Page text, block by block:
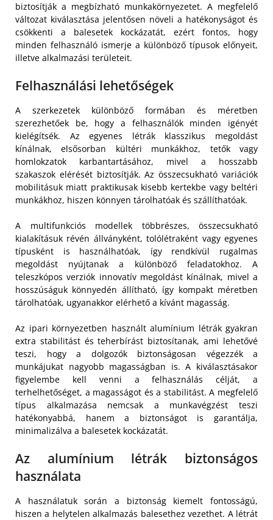
biztosítják a megbízható munkakörnyezetet. A megfelelő
változat kiválasztása jelentősen növeli a hatékonyságot és
csökkenti a balesetek kockázatát, ezért fontos, hogy
minden felhasználó ismerje a különböző típusok előnyeit,
illetve alkalmazási területeit.
Felhasználási lehetőségek
A szerkezetek különböző formában és méretben
szerezhetőek be, hogy a felhasználók minden igényét
kielégítsék. Az egyenes létrák klasszikus megoldást
kínálnak, elsősorban kültéri munkákhoz, tetők vagy
homlokzatok karbantartásához, mivel a hosszabb
szakaszok elérését biztosítják. Az összecsukható variációk
mobilitásuk miatt praktikusak kisebb kertekbe vagy beltéri
munkákhoz, hiszen könnyen tárolhatóak és szállíthatóak.
A multifunkciós modellek többrészes, összecsukható
kialakításuk révén állványként, tolólétraként vagy egyenes
típusként is használhatóak, így rendkívül rugalmas
megoldást nyújtanak a különböző feladatokhoz. A
teleszkópos verziók innovatív megoldást kínálnak, mivel a
hosszúságuk könnyedén állítható, így kompakt méretben
tárolhatóak, ugyanakkor elérhető a kívánt magasság.
Az ipari környezetben használt alumínium létrák gyakran
extra stabilitást és teherbírást biztosítanak, ami lehetővé
teszi, hogy a dolgozók biztonságosan végezzék a
munkájukat nagyobb magasságban is. A kiválasztásakor
figyelembe kell venni a felhasználás célját, a
terhelhetőséget, a magasságot és a stabilitást. A megfelelő
típus alkalmazása nemcsak a munkavégzést teszi
hatékonyabbá, hanem a biztonságot is garantálja,
minimalizálva a balesetek kockázatát.
Az alumínium létrák biztonságos
használata
A használatuk során a biztonság kiemelt fontosságú,
hiszen a helytelen alkalmazás balesethez vezethet. A létrát